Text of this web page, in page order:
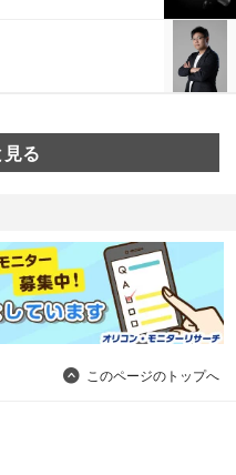
見る
このページのトップへ